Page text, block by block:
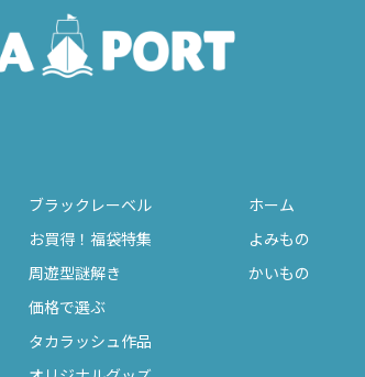
ブラックレーベル
お買得！福袋特集
周遊型謎解き
価格で選ぶ
タカラッシュ作品
ホーム
よみもの
かいもの